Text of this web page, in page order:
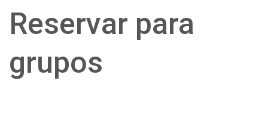
Reservar para
grupos